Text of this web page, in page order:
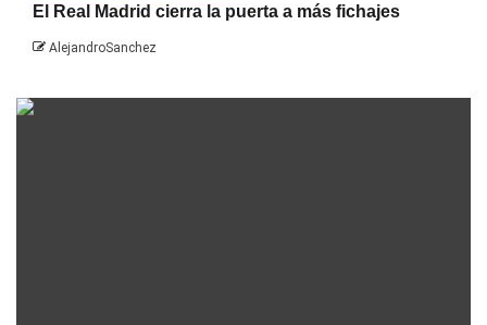
El Real Madrid cierra la puerta a más fichajes
AlejandroSanchez